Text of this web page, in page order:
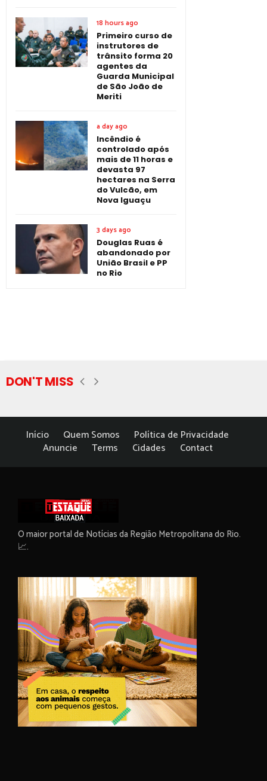
18 hours ago
Primeiro curso de
instrutores de
trânsito forma 20
agentes da
Guarda Municipal
de São João de
Meriti
a day ago
Incêndio é
controlado após
mais de 11 horas e
devasta 97
hectares na Serra
do Vulcão, em
Nova Iguaçu
3 days ago
Douglas Ruas é
abandonado por
União Brasil e PP
no Rio
DON'T MISS
Início Quem Somos
Política de Privacidade
Anuncie
Terms Cidades Contact
O maior portal de Notícias da Região Metropolitana do Rio.
📈.